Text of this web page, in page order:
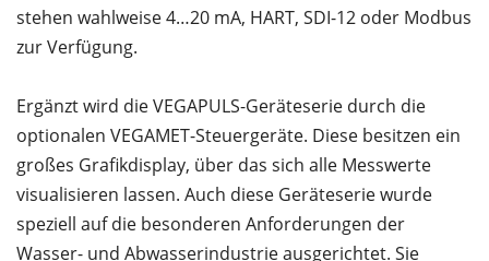
stehen wahlweise 4…20 mA, HART, SDI-12 oder Modbus
zur Verfügung.
Ergänzt wird die VEGAPULS-Geräteserie durch die
optionalen VEGAMET-Steuergeräte. Diese besitzen ein
großes Grafikdisplay, über das sich alle Messwerte
visualisieren lassen. Auch diese Geräteserie wurde
speziell auf die besonderen Anforderungen der
Wasser- und Abwasserindustrie ausgerichtet. Sie